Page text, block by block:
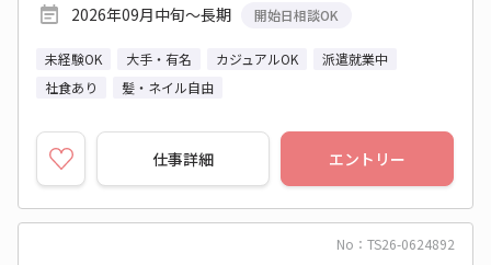
2026年09月中旬～長期
開始日相談OK
未経験OK 大手・有名 カジュアルOK
派遣就業中
社食あり
髪・ネイル自由
仕事詳細 エントリー
No：TS26-0624892